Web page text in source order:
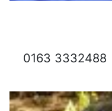
0163 3332488